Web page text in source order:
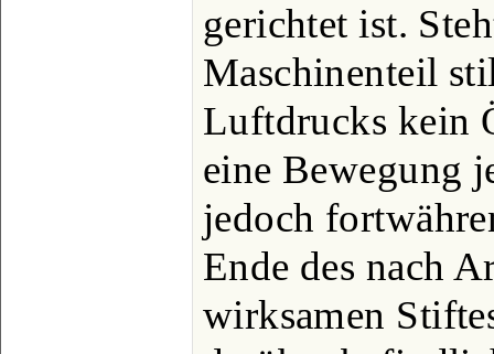
gerichtet ist.
Maschinenteil
Luftdrucks kein
eine Bewegung
jedoch
Ende des nach
wirksamen